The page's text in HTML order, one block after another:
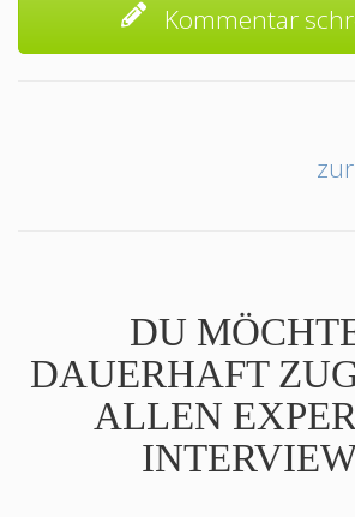
Kommentar
DU
DAUERHAFT
ALLEN